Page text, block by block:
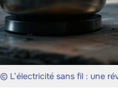
© L’électricité sans fil : une